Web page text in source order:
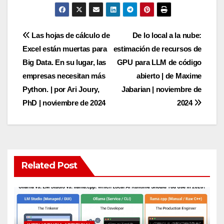
Post
navigation
De lo local a la nube:
estimación de recursos de
GPU para LLM de código
abierto | de Maxime
Jabarian | noviembre de
2024
Las hojas de cálculo de
Excel están muertas para
Big Data. En su lugar, las
empresas necesitan más
Python. | por Ari Joury,
PhD | noviembre de 2024
Related Post